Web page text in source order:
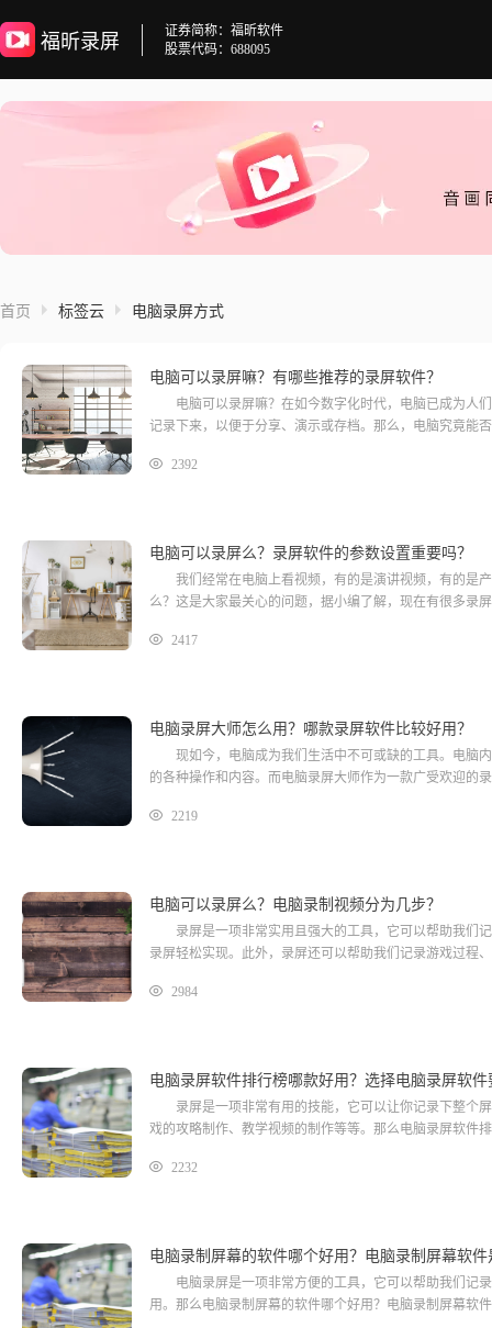
福昕录屏
证券简称：福昕软件
股票代码：688095
首页 标签云 电脑录屏方式
电脑可以录屏嘛？有哪些推荐的录屏软件？
电脑可以录屏嘛？在如今数字化时代，电脑已成为人们
记录下来，以便于分享、演示或存档。那么，电脑究竟能
2392
电脑可以录屏么？录屏软件的参数设置重要吗？
我们经常在电脑上看视频，有的是演讲视频，有的是产
么？这是大家最关心的问题，据小编了解，现在有很多录
2417
电脑录屏大师怎么用？哪款录屏软件比较好用？
现如今，电脑成为我们生活中不可或缺的工具。电脑内
的各种操作和内容。而电脑录屏大师作为一款广受欢迎的
2219
电脑可以录屏么？电脑录制视频分为几步？
录屏是一项非常实用且强大的工具，它可以帮助我们记
录屏轻松实现。此外，录屏还可以帮助我们记录游戏过程
2984
电脑录屏软件排行榜哪款好用？选择电脑录屏软
录屏是一项非常有用的技能，它可以让你记录下整个屏
戏的攻略制作、教学视频的制作等等。那么电脑录屏软件
2232
电脑录制屏幕的软件哪个好用？电脑录制屏幕软
电脑录屏是一项非常方便的工具，它可以帮助我们记录
用。那么电脑录制屏幕的软件哪个好用？电脑录制屏幕软